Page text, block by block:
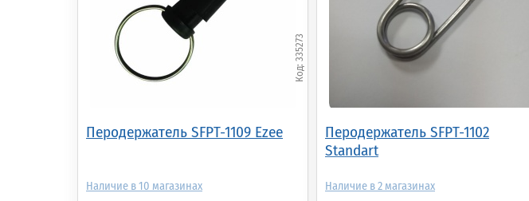
Перодержатель SFPT-1109 Ezee
335273
10
Перодержатель SFPT-1102
Standart
2